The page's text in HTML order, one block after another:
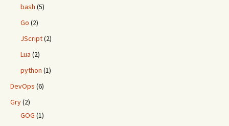
bash (5)
Go (2)
JScript(2)
Lua (2)
python (1)
DevOps (6)
Gry(2)
GOG (1)